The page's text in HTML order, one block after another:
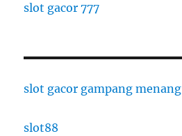
slot gacor 777
slot gacor gampang menang
slot88